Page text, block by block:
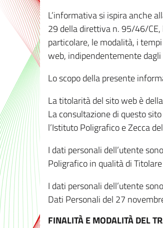
L’informativa si ispira anche
29 della direttiva n. 95/46/
particolare, le modalità, i
web, indipendentemente
Lo scopo della presente
La titolarità del sito web è
La consultazione di questo
l’Istituto Poligrafico e Zecca
I dati personali dell’utente
Poligrafico in qualità di
I dati personali dell’utente
Dati Personali del 27
FINALITÀ E MODALITÀ DEL